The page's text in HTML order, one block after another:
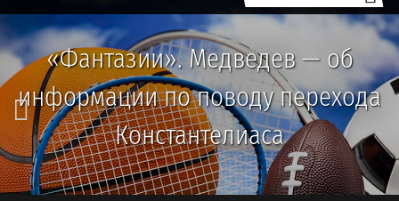
«Фантазии». Медведев — об
информации по поводу перехода
Константелиаса